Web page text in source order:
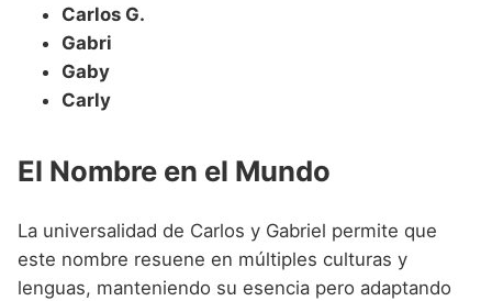
Carlos G.
Gabri
Gaby
Carly
El Nombre en el Mundo
La universalidad de Carlos y Gabriel permite que
este nombre resuene en múltiples culturas y
lenguas, manteniendo su esencia pero adaptando